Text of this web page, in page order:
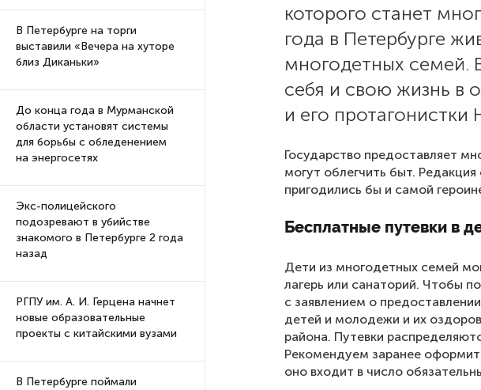
В Петербурге на торги
выставили «Вечера на хуторе
близ Диканьки»
До конца года в Мурманской
области установят системы
для борьбы с обледенением
на энергосетях
Экс-полицейского
подозревают в убийстве
знакомого в Петербурге 2 года
назад
РГПУ им. А. И. Герцена начнет
новые образовательные
проекты с китайскими вузами
В Петербурге поймали
которого станет
года в Петербурге
многодетных семей.
себя и свою жизнь в
и его протагонистки
Государство предоставляет
могут облегчить быт.
пригодились бы и самой
Бесплатные путевки в
Дети из многодетных семей
лагерь или санаторий. Чтобы
с заявлением о
детей и молодежи и их
района. Путевки
Рекомендуем заранее
оно входит в число